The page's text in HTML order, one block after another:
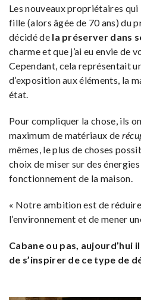
Les nouveaux propriétaires
fille (alors âgée de 70 ans) du
décidé de la préserver dans
charme et que j’ai eu envie de
Cependant, cela représentait
d’exposition aux éléments, la
état.
Pour compliquer la chose, ils
maximum de matériaux de
mêmes, le plus de choses
choix de miser sur des
fonctionnement de la maison.
« Notre ambition est de
l’environnement et de mener
Cabane ou pas,
de s’inspirer de ce type de